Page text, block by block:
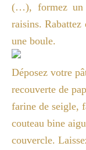
(…), formez un
raisins.
une boule.
Déposez votre
recouverte de
farine de seigle,
couteau bine
couvercle.